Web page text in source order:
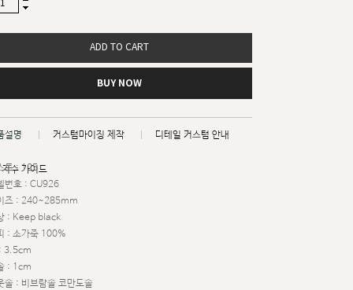
ADD TO CART
BUY NOW
설명 커스텀마이징 제작 디테일 커스텀 안내
치수 가이드
트 : 125
번호 : CU926
즈 : 240~285mm
: Keep black
: 소가죽 100%
3.5cm
: 1cm
솔 : 비브람솔 코만도솔